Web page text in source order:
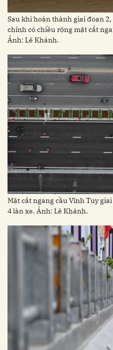
Sau khi hoàn thành giai đoạn
chỉnh có chiều rộng mặt cắt
Ảnh: Lê Khánh.
Mặt cắt ngang cầu Vĩnh Tuy
4 làn xe. Ảnh: Lê Khánh.